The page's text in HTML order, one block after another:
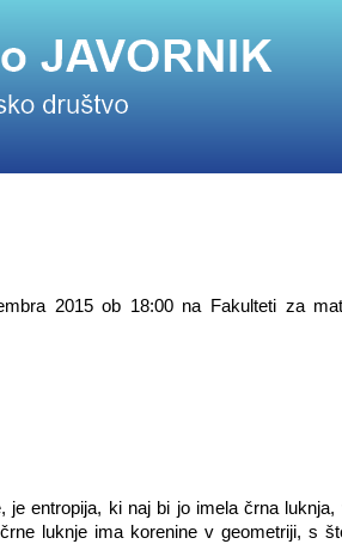
2015 ob 18:00 na Fakulteti za
je entropija, ki naj bi jo imela črna
luknje ima korenine v geometriji, s